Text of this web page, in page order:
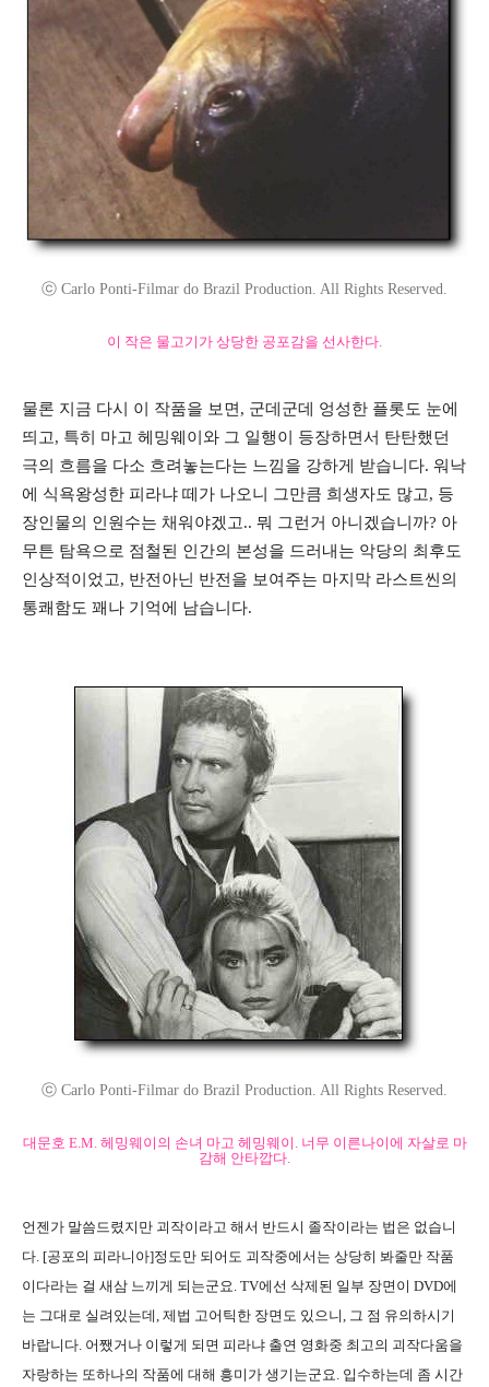
ⓒ Carlo Ponti-Filmar do Brazil Production. All Rights Reserved.
이 작은 물고기가 상당한 공포감을 선사한다.
물론 지금 다시 이 작품을 보면, 군데군데 엉성한 플롯도 눈에
띄고, 특히 마고 헤밍웨이와 그 일행이 등장하면서 탄탄했던
극의 흐름을 다소 흐려놓는다는 느낌을 강하게 받습니다. 워낙
에 식욕왕성한 피라냐 떼가 나오니 그만큼 희생자도 많고, 등
장인물의 인원수는 채워야겠고.. 뭐 그런거 아니겠습니까? 아
무튼 탐욕으로 점철된 인간의 본성을 드러내는 악당의 최후도
인상적이었고, 반전아닌 반전을 보여주는 마지막 라스트씬의
통쾌함도 꽤나 기억에 남습니다.
ⓒ Carlo Ponti-Filmar do Brazil Production. All Rights Reserved.
대문호 E.M. 헤밍웨이의 손녀 마고 헤밍웨이. 너무 이른나이에 자살로 마
감해 안타깝다.
언젠가 말씀드렸지만 괴작이라고 해서 반드시 졸작이라는 법은 없습니
다. [공포의 피라니아]정도만 되어도 괴작중에서는 상당히 봐줄만 작품
이다라는 걸 새삼 느끼게 되는군요. TV에선 삭제된 일부 장면이 DVD에
는 그대로 실려있는데, 제법 고어틱한 장면도 있으니, 그 점 유의하시기
바랍니다. 어쨌거나 이렇게 되면 피라냐 출연 영화중 최고의 괴작다움을
자랑하는 또하나의 작품에 대해 흥미가 생기는군요. 입수하는데 좀 시간